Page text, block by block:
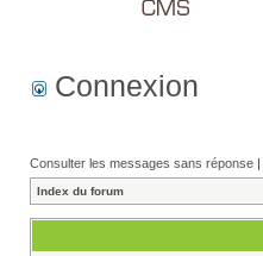
Connexion
Consulter les messages sans réponse |
Index du forum